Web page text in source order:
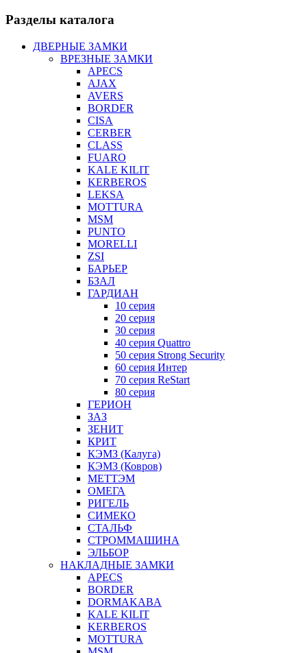
Разделы каталога
ДВЕРНЫЕ ЗАМКИ
ВРЕЗНЫЕ ЗАМКИ
APECS
AJAX
AVERS
BORDER
CISA
CERBER
CLASS
FUARO
KALE KILIT
KERBEROS
LEKSA
MOTTURA
MSM
PUNTO
MORELLI
ZSI
БАРЬЕР
БЗАЛ
ГАРДИАН
10 серия
20 серия
30 серия
40 серия Quattro
50 серия Strong Security
60 серия Интер
70 серия ReStart
80 серия
ГЕРИОН
ЗАЗ
ЗЕНИТ
КРИТ
КЭМЗ (Калуга)
КЭМЗ (Ковров)
МЕТТЭМ
ОМЕГА
РИГЕЛЬ
СИМЕКО
СТАЛЬФ
СТРОММАШИНА
ЭЛЬБОР
НАКЛАДНЫЕ ЗАМКИ
APECS
BORDER
DORMAKABA
KALE KILIT
KERBEROS
MOTTURA